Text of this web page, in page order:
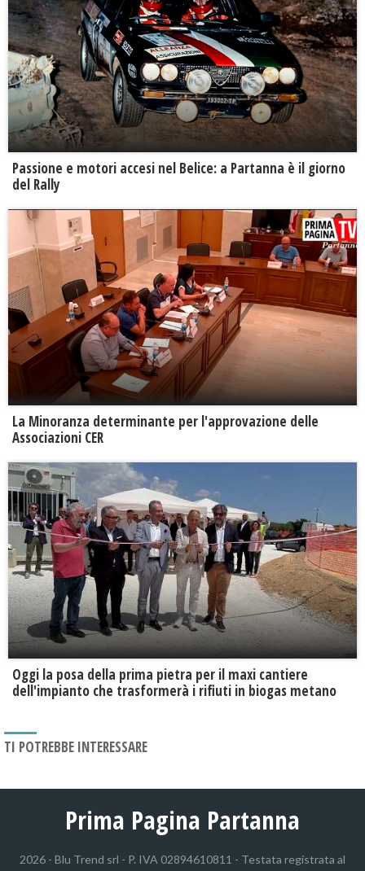
Passione e motori accesi nel Belice: a Partanna è il giorno
del Rally
La Minoranza determinante per l'approvazione delle
Associazioni CER
Oggi la posa della prima pietra per il maxi cantiere
dell'impianto che trasformerà i rifiuti in biogas metano
TI POTREBBE INTERESSARE
Prima Pagina Partanna
2026 - Blu Trend srl - P. IVA 02894610811 - Testata registrata al